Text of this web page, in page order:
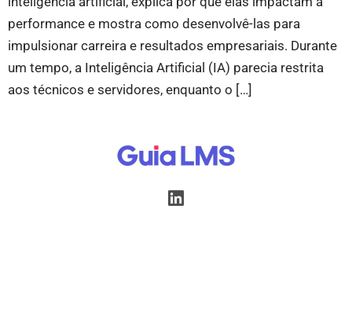
performance e mostra como desenvolvê-las para
impulsionar carreira e resultados empresariais. Durante
um tempo, a Inteligência Artificial (IA) parecia restrita
aos técnicos e servidores, enquanto o […]